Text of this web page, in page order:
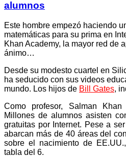
alumnos
Este hombre empezó haciendo
matemáticas para su prima en
Khan Academy, la mayor red de
ánimo…
Desde su modesto cuartel en
ha seducido con sus videos
mundo. Los hijos de Bill Gates,
Como profesor, Salman
Millones de alumnos asisten
gratuitas por Internet. Pese a
abarcan más de 40 áreas del
sobre el nacimiento de
tabla del 6.